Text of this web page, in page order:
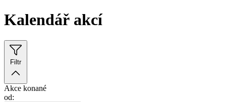
Kalendář akcí
Filtr
Akce konané
od: